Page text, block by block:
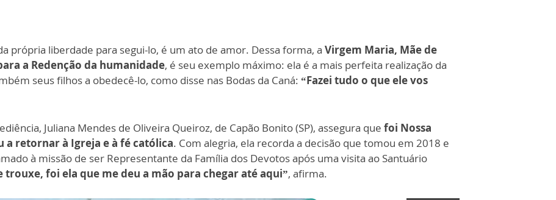
própria liberdade para segui-lo, é um ato de amor. Dessa forma, a Virgem Maria, Mãe de
a Redenção da humanidade, é seu exemplo máximo: ela é a mais perfeita realização da
seus filhos a obedecê-lo, como disse nas Bodas da Caná: “Fazei tudo o que ele vos
Juliana Mendes de Oliveira Queiroz, de Capão Bonito (SP), assegura que foi Nossa
a retornar à Igreja e à fé católica. Com alegria, ela recorda a decisão que tomou em 2018 e
à missão de ser Representante da Família dos Devotos após uma visita ao Santuário
trouxe, foi ela que me deu a mão para chegar até aqui”, afirma.